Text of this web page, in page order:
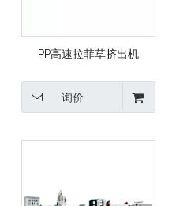
PP高速拉菲草挤出机
询价